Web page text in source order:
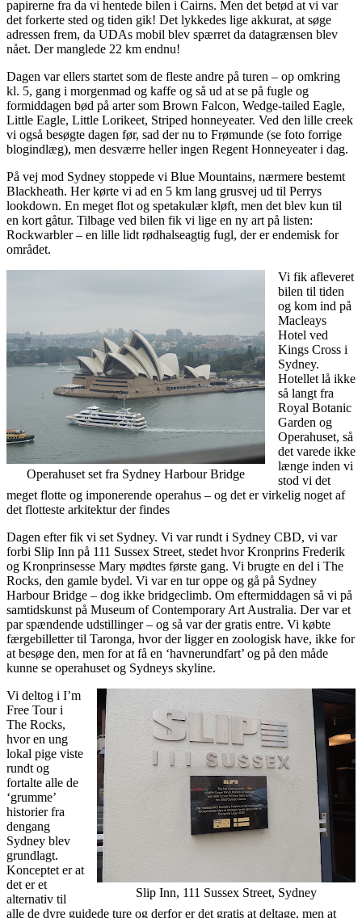
papirerne fra da vi hentede bilen i Cairns. Men det betød at vi var
det forkerte sted og tiden gik! Det lykkedes lige akkurat, at søge
adressen frem, da UDAs mobil blev spærret da datagrænsen blev
nået. Der manglede 22 km endnu!
Dagen var ellers startet som de fleste andre på turen – op omkring
kl. 5, gang i morgenmad og kaffe og så ud at se på fugle og
formiddagen bød på arter som Brown Falcon, Wedge-tailed Eagle,
Little Eagle, Little Lorikeet, Striped honneyeater. Ved den lille creek
vi også besøgte dagen før, sad der nu to Frømunde (se foto forrige
blogindlæg), men desværre heller ingen Regent Honneyeater i dag.
På vej mod Sydney stoppede vi Blue Mountains, nærmere bestemt
Blackheath. Her kørte vi ad en 5 km lang grusvej ud til Perrys
lookdown. En meget flot og spetakulær kløft, men det blev kun til
en kort gåtur. Tilbage ved bilen fik vi lige en ny art på listen:
Rockwarbler – en lille lidt rødhalseagtig fugl, der er endemisk for
området.
Operahuset set fra Sydney Harbour Bridge
Vi fik afleveret
bilen til tiden
og kom ind på
Macleays
Hotel ved
Kings Cross i
Sydney.
Hotellet lå ikke
så langt fra
Royal Botanic
Garden og
Operahuset, så
det varede ikke
længe inden vi
stod vi det
meget flotte og imponerende operahus – og det er virkelig noget af
det flotteste arkitektur der findes
Dagen efter fik vi set Sydney. Vi var rundt i Sydney CBD, vi var
forbi Slip Inn på 111 Sussex Street, stedet hvor Kronprins Frederik
og Kronprinsesse Mary mødtes første gang. Vi brugte en del i The
Rocks, den gamle bydel. Vi var en tur oppe og gå på Sydney
Harbour Bridge – dog ikke bridgeclimb. Om eftermiddagen så vi på
samtidskunst på Museum of Contemporary Art Australia. Der var et
par spændende udstillinger – og så var der gratis entre. Vi købte
færgebilletter til Taronga, hvor der ligger en zoologisk have, ikke for
at besøge den, men for at få en ‘havnerundfart’ og på den måde
kunne se operahuset og Sydneys skyline.
Slip Inn, 111 Sussex Street, Sydney
Vi deltog i I’m
Free Tour i
The Rocks,
hvor en ung
lokal pige viste
rundt og
fortalte alle de
‘grumme’
historier fra
dengang
Sydney blev
grundlagt.
Konceptet er at
det er et
alternativ til
alle de dyre guidede ture og derfor er det gratis at deltage, men at